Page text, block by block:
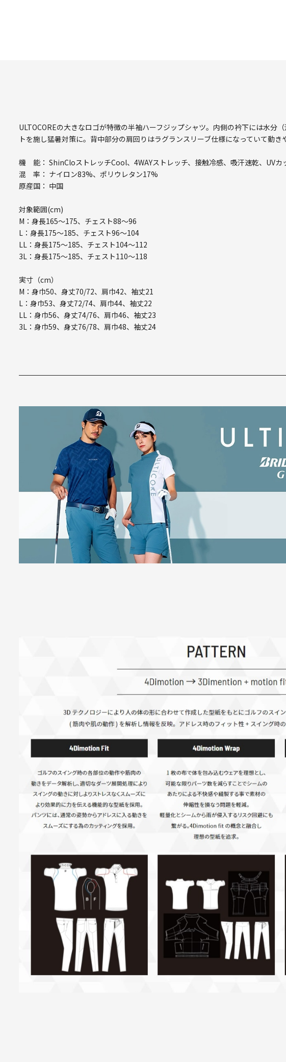
ULTOCOREの大きなロゴが特徴の半袖ハーフジップシャツ。内側の衿下には水分
トを施し猛暑対策に。背中部分の肩回りはラグランスリーブ仕様になっていて動き
機 能： ShinCloストレッチCool、4WAYストレッチ、接触冷感、吸汗速乾、UVカ
混 率： ナイロン83%、ポリウレタン17%
原産国： 中国
対象範囲(cm)
M：身長165～175、チェスト88～96
L：身長175～185、チェスト96～104
LL：身長175～185、チェスト104～112
3L：身長175～185、チェスト110～118
実寸（cm）
M：身巾50、身丈70/72、肩巾42、袖丈21
L：身巾53、身丈72/74、肩巾44、袖丈22
LL：身巾56、身丈74/76、肩巾46、袖丈23
3L：身巾59、身丈76/78、肩巾48、袖丈24